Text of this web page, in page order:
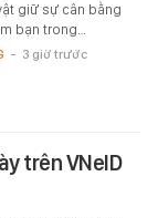
giữ sự cân bằng
bạn trong…
- 3 giờ trước
trên VNeID